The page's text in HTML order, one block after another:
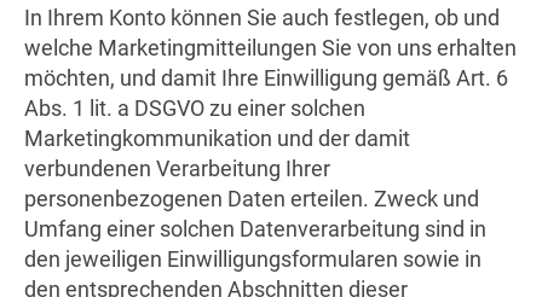
In Ihrem Konto können Sie auch festlegen, ob und
welche Marketingmitteilungen Sie von uns erhalten
möchten, und damit Ihre Einwilligung gemäß Art. 6
Abs. 1 lit. a DSGVO zu einer solchen
Marketingkommunikation und der damit
verbundenen Verarbeitung Ihrer
personenbezogenen Daten erteilen. Zweck und
Umfang einer solchen Datenverarbeitung sind in
den jeweiligen Einwilligungsformularen sowie in
den entsprechenden Abschnitten dieser